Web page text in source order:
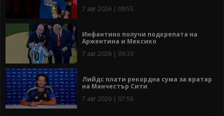
7 авг 2026 | 09:55
Инфантино получи подкрепата на
Аржентина и Мексико
7 авг 2026 | 09:33
Лийдс плати рекордна сума за вратар
на Манчестър Сити
7 авг 2026 | 07:58